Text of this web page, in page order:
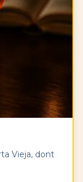
Vieja, dont